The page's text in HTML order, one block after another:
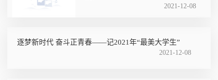
2021-12-08
逐梦新时代 奋斗正青春——记2021年“最美大学生”
2021-12-08